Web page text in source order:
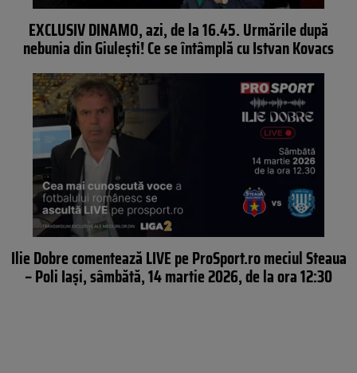
EXCLUSIV DINAMO, azi, de la 16.45. Urmările după
nebunia din Giulești! Ce se întâmplă cu Istvan Kovacs
Ilie Dobre comentează LIVE pe ProSport.ro meciul Steaua
– Poli Iași, sâmbătă, 14 martie 2026, de la ora 12:30